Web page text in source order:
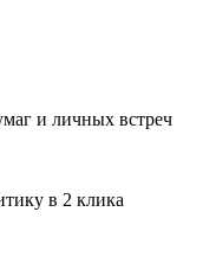
и личных встреч
в 2 клика